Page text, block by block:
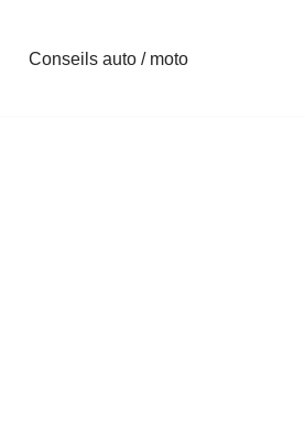
Conseils auto / moto